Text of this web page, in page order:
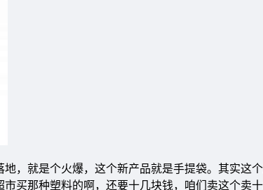
，就是个火爆，这个新产品就是手提袋。其实这
买那种塑料的啊，还要十几块钱，咱们卖这个卖